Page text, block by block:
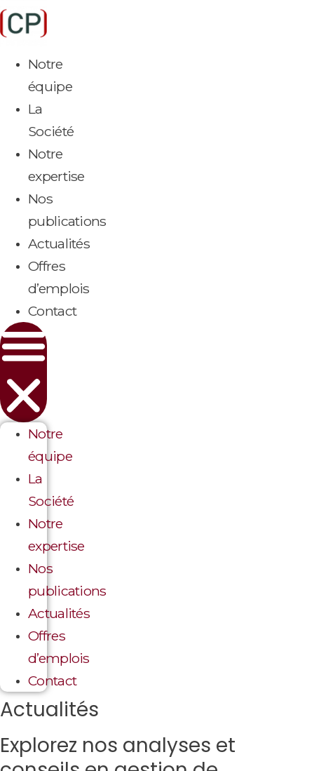
Aller
au
Notre
équipe
La
Société
Notre
expertise
Nos
publications
Actualités
Offres
d’emplois
Contact
Notre
équipe
La
Société
Notre
expertise
Nos
publications
Actualités
Offres
d’emplois
Contact
Actualités
Explorez nos analyses et